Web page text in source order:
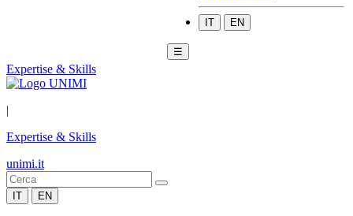
IT EN
☰
Expertise & Skills
|
Expertise & Skills
unimi.it
IT EN